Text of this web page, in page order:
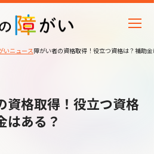
いニュース障がい者の資格取得！役立つ資格は？補助金
資格取得！役立つ資格
はある？